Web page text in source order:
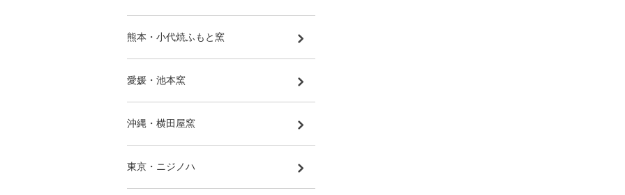
熊本・小代焼ふもと窯
愛媛・池本窯
沖縄・横田屋窯
東京・ニジノハ